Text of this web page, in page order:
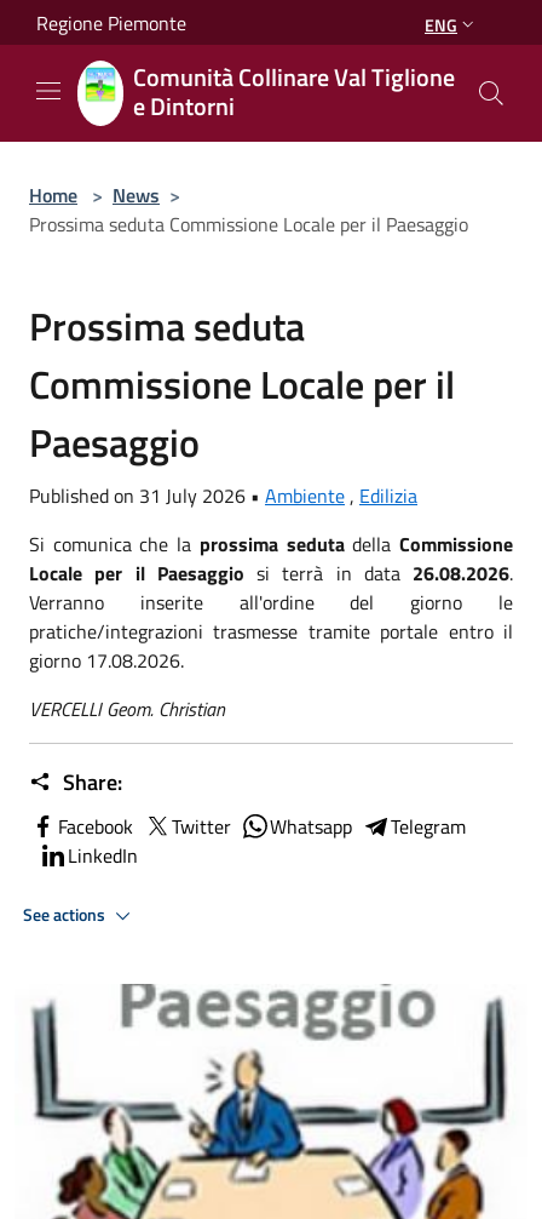
Salta al contenuto principale
Regione Piemonte ENG
Comunità Collinare Val Tiglione
e Dintorni
Home > News >
Prossima seduta Commissione Locale per il Paesaggio
Prossima seduta
Commissione Locale per il
Paesaggio
Published on 31 July 2026 • Ambiente, Edilizia
Si comunica che la prossima sedutadellaCommissione
Locale per il Paesaggio si terrà in data 26.08.2026.
Verranno inserite all'ordine del giorno le
pratiche/integrazioni trasmesse tramite portale entro il
giorno 17.08.2026.
VERCELLI Geom. Christian
Share:
Facebook Twitter Whatsapp
Telegram
LinkedIn
See actions